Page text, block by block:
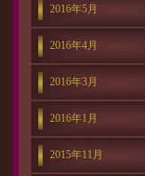
2016年5月
2016年4月
2016年3月
2016年1月
2015年11月